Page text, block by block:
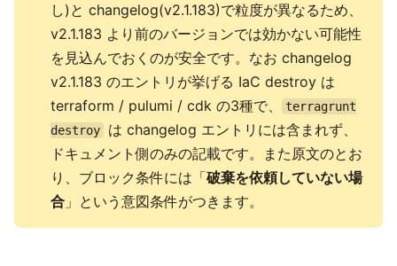
し)と changelog(v2.1.183)で粒度が異なるため、
v2.1.183 より前のバージョンでは効かない可能性
を見込んでおくのが安全です。なお changelog
v2.1.183 のエントリが挙げる IaC destroy は
terraform / pulumi / cdk の3種で、
terragrunt
destroy
は changelog エントリには含まれず、
ドキュメント側のみの記載です。また原文のとお
り、ブロック条件には「破棄を依頼していない場
合 」という意図条件がつきます。